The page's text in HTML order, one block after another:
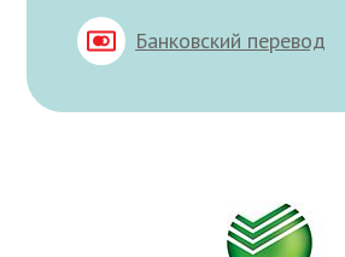
Банковский перевод